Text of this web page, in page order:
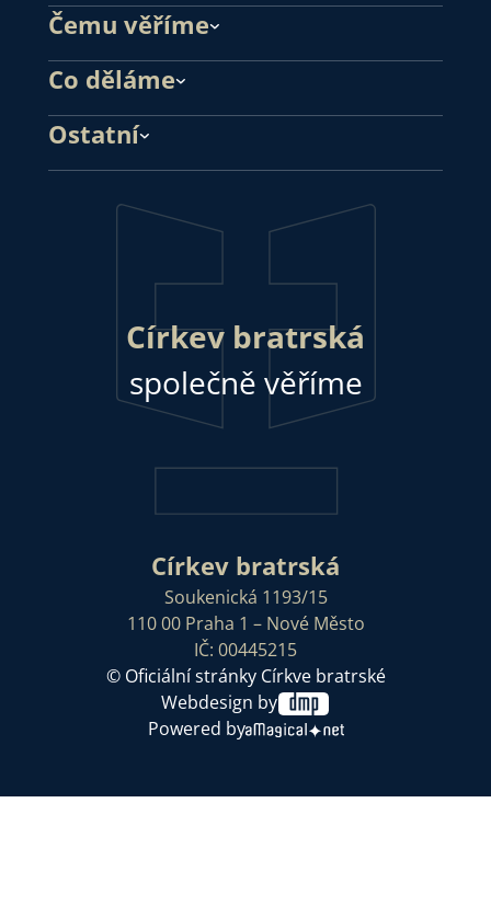
Čemu věříme
Co děláme
Ostatní
Církev bratrská
společně věříme
Církev bratrská
Soukenická 1193/15
110 00 Praha 1 – Nové Město
IČ: 00445215
© Oficiální stránky Církve bratrské
Webdesign by
Powered by